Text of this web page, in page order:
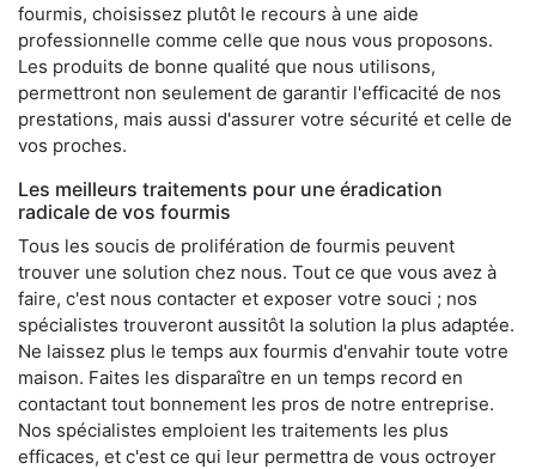
fourmis, choisissez plutôt le recours à une aide
professionnelle comme celle que nous vous proposons.
Les produits de bonne qualité que nous utilisons,
permettront non seulement de garantir l'efficacité de nos
prestations, mais aussi d'assurer votre sécurité et celle de
vos proches.
Les meilleurs traitements pour une éradication
radicale de vos fourmis
Tous les soucis de prolifération de fourmis peuvent
trouver une solution chez nous. Tout ce que vous avez à
faire, c'est nous contacter et exposer votre souci ; nos
spécialistes trouveront aussitôt la solution la plus adaptée.
Ne laissez plus le temps aux fourmis d'envahir toute votre
maison. Faites les disparaître en un temps record en
contactant tout bonnement les pros de notre entreprise.
Nos spécialistes emploient les traitements les plus
efficaces, et c'est ce qui leur permettra de vous octroyer